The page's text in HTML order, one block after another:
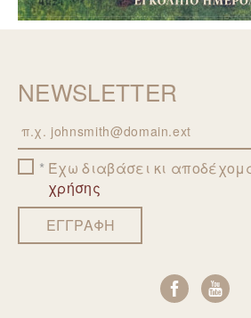
NEWSLETTER
Email Έχω διαβάσει κι
χρήσης
ΕΓΓΡΑΦΗ